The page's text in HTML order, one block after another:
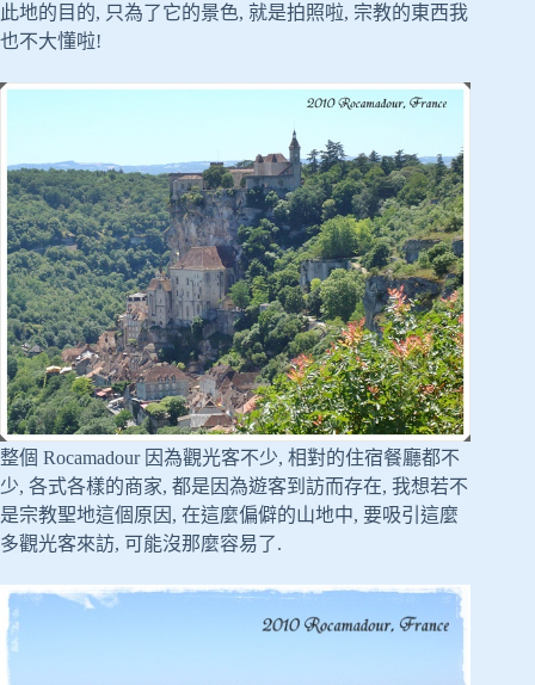
此地的目的, 只為了它的景色, 就是拍照啦, 宗教的東西我
也不大懂啦!
整個 Rocamadour 因為觀光客不少, 相對的住宿餐廳都不
少, 各式各樣的商家, 都是因為遊客到訪而存在, 我想若不
是宗教聖地這個原因, 在這麼偏僻的山地中, 要吸引這麼
多觀光客來訪, 可能沒那麼容易了.